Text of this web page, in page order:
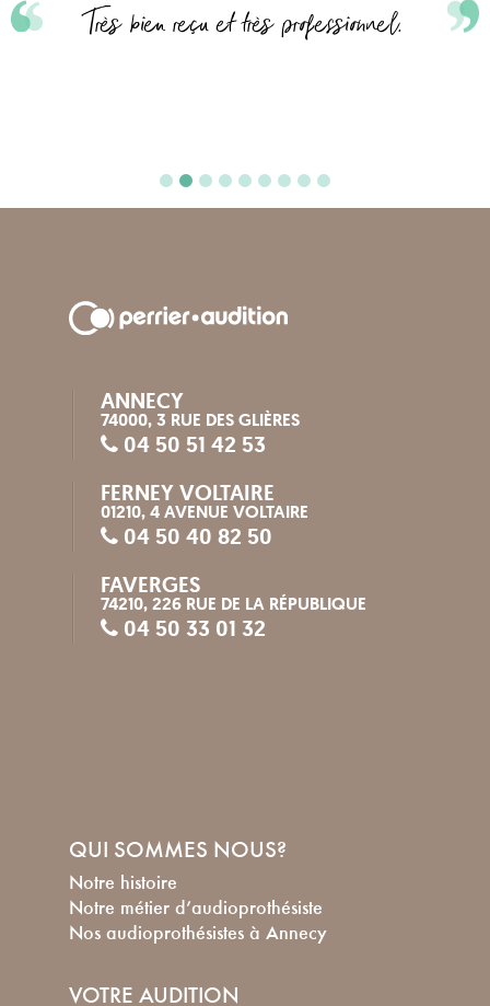
Très bien reçu et très professionnel.
ANNECY
74000, 3 RUE DES GLIÈRES
04 50 51 42 53
FERNEY VOLTAIRE
01210, 4 AVENUE VOLTAIRE
04 50 40 82 50
FAVERGES
74210, 226 RUE DE LA RÉPUBLIQUE
04 50 33 01 32
QUI SOMMES NOUS?
Notre histoire
Notre métier d’audioprothésiste
Nos audioprothésistes à Annecy
VOTRE AUDITION